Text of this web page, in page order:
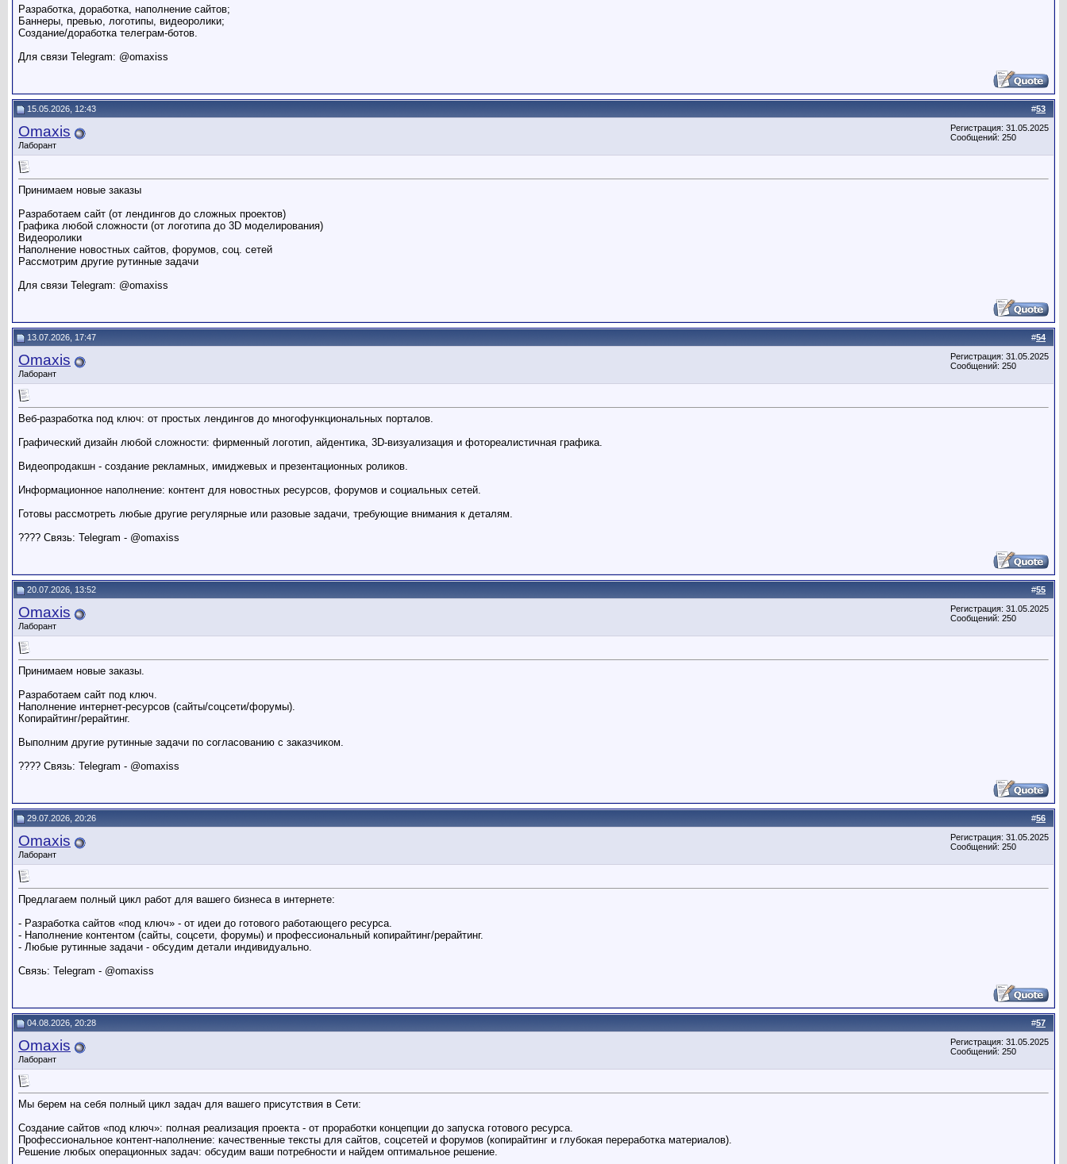
Разработка, доработка, наполнение сайтов;
Баннеры, превью, логотипы, видеоролики;
Создание/доработка телеграм-ботов.
Для связи Telegram: @omaxiss
#53
15.05.2026, 12:43
Omaxis
Лаборант
Регистрация: 31.05.2025
Сообщений: 250
Принимаем новые заказы
Разработаем сайт (от лендингов до сложных проектов)
Графика любой сложности (от логотипа до 3D моделирования)
Видеоролики
Наполнение новостных сайтов, форумов, соц. сетей
Рассмотрим другие рутинные задачи
Для связи Telegram: @omaxiss
#54
13.07.2026, 17:47
Omaxis
Лаборант
Регистрация: 31.05.2025
Сообщений: 250
Веб-разработка под ключ: от простых лендингов до многофункциональных порталов.
Графический дизайн любой сложности: фирменный логотип, айдентика, 3D-визуализация и фотореалистичная графика.
Видеопродакшн - создание рекламных, имиджевых и презентационных роликов.
Информационное наполнение: контент для новостных ресурсов, форумов и социальных сетей.
Готовы рассмотреть любые другие регулярные или разовые задачи, требующие внимания к деталям.
???? Связь: Telegram - @omaxiss
#55
20.07.2026, 13:52
Omaxis
Лаборант
Регистрация: 31.05.2025
Сообщений: 250
Принимаем новые заказы.
Разработаем сайт под ключ.
Наполнение интернет-ресурсов (сайты/соцсети/форумы).
Копирайтинг/рерайтинг.
Выполним другие рутинные задачи по согласованию с заказчиком.
???? Связь: Telegram - @omaxiss
#56
29.07.2026, 20:26
Omaxis
Лаборант
Регистрация: 31.05.2025
Сообщений: 250
Предлагаем полный цикл работ для вашего бизнеса в интернете:
- Разработка сайтов «под ключ» - от идеи до готового работающего ресурса.
- Наполнение контентом (сайты, соцсети, форумы) и профессиональный копирайтинг/рерайтинг.
- Любые рутинные задачи - обсудим детали индивидуально.
Связь: Telegram - @omaxiss
#57
04.08.2026, 20:28
Omaxis
Лаборант
Регистрация: 31.05.2025
Сообщений: 250
Мы берем на себя полный цикл задач для вашего присутствия в Сети:
Создание сайтов «под ключ»: полная реализация проекта - от проработки концепции до запуска готового ресурса.
Профессиональное контент-наполнение: качественные тексты для сайтов, соцсетей и форумов (копирайтинг и глубокая переработка материалов).
Решение любых операционных задач: обсудим ваши потребности и найдем оптимальное решение.